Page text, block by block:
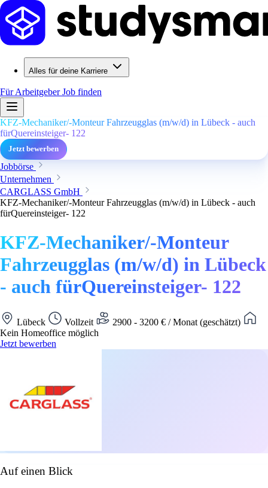
Alles für deine Karriere
Für ArbeitgeberJob finden
KFZ-Mechaniker/-Monteur Fahrzeugglas (m/w/d) in Lübeck - auch
fürQuereinsteiger- 122
Jetzt bewerben
Jobbörse
Unternehmen
CARGLASS GmbH
KFZ-Mechaniker/-Monteur Fahrzeugglas (m/w/d) in Lübeck - auch
fürQuereinsteiger- 122
KFZ-Mechaniker/-Monteur
Fahrzeugglas (m/w/d) in Lübeck
- auch fürQuereinsteiger- 122
Lübeck Vollzeit
2900 - 3200 € / Monat (geschätzt)
Kein Homeoffice möglich
Jetzt bewerben
Auf einen Blick